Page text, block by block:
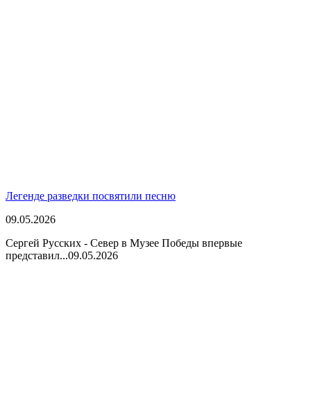
Легенде разведки посвятили песню
09.05.2026
Сергей Русских - Север в Музее Победы впервые
представил...09.05.2026